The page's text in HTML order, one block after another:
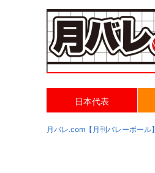
日本代表
月バレ.com【月刊バレーボール】